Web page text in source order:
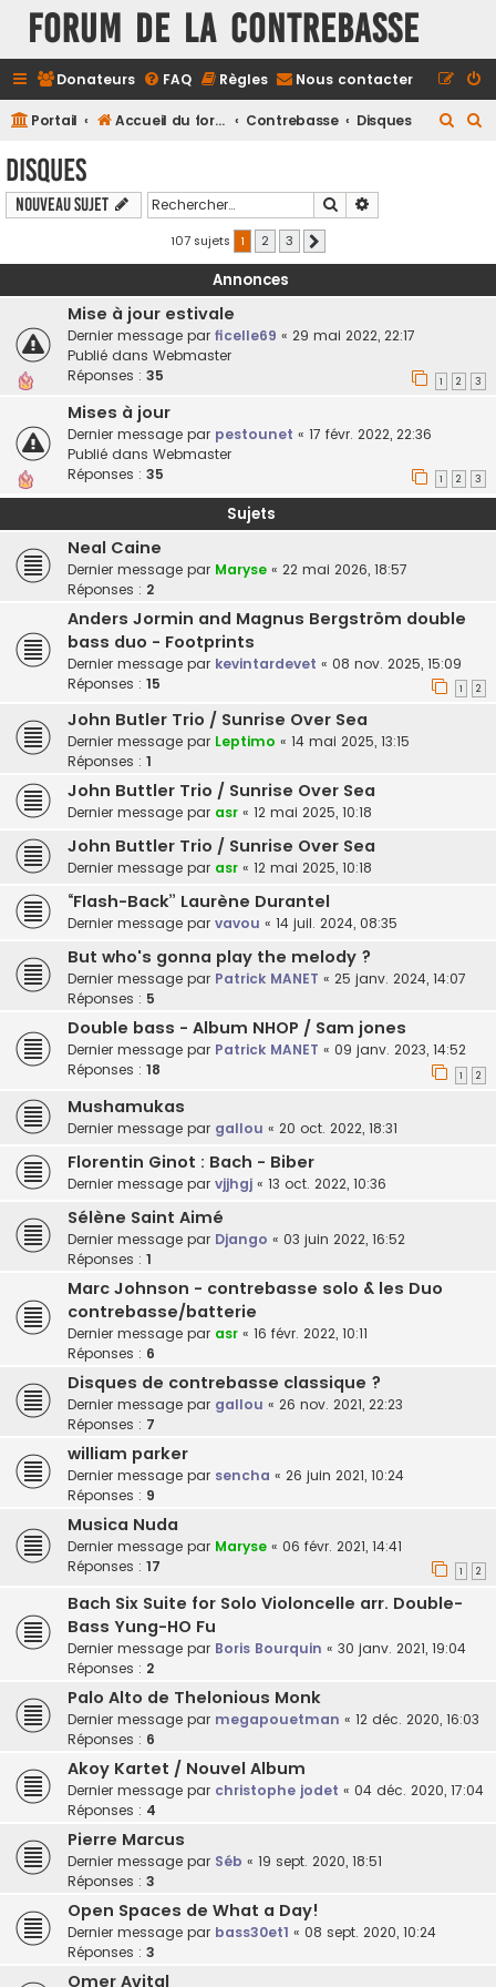
FORUM DE LA CONTREBASSE
Donateurs FAQ Règles Nous contacter
Portail Accueil du forum Contrebasse Disques
r
c
r
r
c
r
Disques
Nouveau sujet Rechercher
107 sujets 1 2 3
Annonces
Mise à jour estivale
Dernier message par ficelle69 « 29 mai 2022, 22:17
Publié dans Webmaster
Réponses : 35 1 2 3
Mises à jour
Dernier message par pestounet « 17 févr. 2022, 22:36
Publié dans Webmaster
Réponses : 35 1 2 3
Sujets
Neal Caine
Dernier message par Maryse « 22 mai 2026, 18:57
Réponses : 2
Anders Jormin and Magnus Bergström double
bass duo - Footprints
Dernier message par kevintardevet « 08 nov. 2025, 15:09
Réponses : 15 1 2
John Butler Trio / Sunrise Over Sea
Dernier message par Leptimo « 14 mai 2025, 13:15
Réponses : 1
John Buttler Trio / Sunrise Over Sea
Dernier message par asr « 12 mai 2025, 10:18
John Buttler Trio / Sunrise Over Sea
Dernier message par asr « 12 mai 2025, 10:18
“Flash-Back” Laurène Durantel
Dernier message par vavou « 14 juil. 2024, 08:35
But who's gonna play the melody ?
Dernier message par Patrick MANET « 25 janv. 2024, 14:07
Réponses : 5
Double bass - Album NHOP / Sam jones
Dernier message par Patrick MANET « 09 janv. 2023, 14:52
Réponses : 18 1 2
Mushamukas
Dernier message par gallou « 20 oct. 2022, 18:31
Florentin Ginot : Bach - Biber
Dernier message par vjjhgj « 13 oct. 2022, 10:36
Sélène Saint Aimé
Dernier message par Django « 03 juin 2022, 16:52
Réponses : 1
Marc Johnson - contrebasse solo & les Duo
contrebasse/batterie
Dernier message par asr « 16 févr. 2022, 10:11
Réponses : 6
Disques de contrebasse classique ?
Dernier message par gallou « 26 nov. 2021, 22:23
Réponses : 7
william parker
Dernier message par sencha « 26 juin 2021, 10:24
Réponses : 9
Musica Nuda
Dernier message par Maryse « 06 févr. 2021, 14:41
Réponses : 17 1 2
Bach Six Suite for Solo Violoncelle arr. Double-
Bass Yung-HO Fu
Dernier message par Boris Bourquin « 30 janv. 2021, 19:04
Réponses : 2
Palo Alto de Thelonious Monk
Dernier message par megapouetman « 12 déc. 2020, 16:03
Réponses : 6
Akoy Kartet / Nouvel Album
Dernier message par christophe jodet « 04 déc. 2020, 17:04
Réponses : 4
Pierre Marcus
Dernier message par Séb « 19 sept. 2020, 18:51
Réponses : 3
Open Spaces de What a Day!
Dernier message par bass30et1 « 08 sept. 2020, 10:24
Réponses : 3
Omer Avital